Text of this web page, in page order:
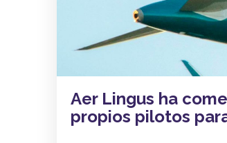
Aer Lingus ha
propios pilotos